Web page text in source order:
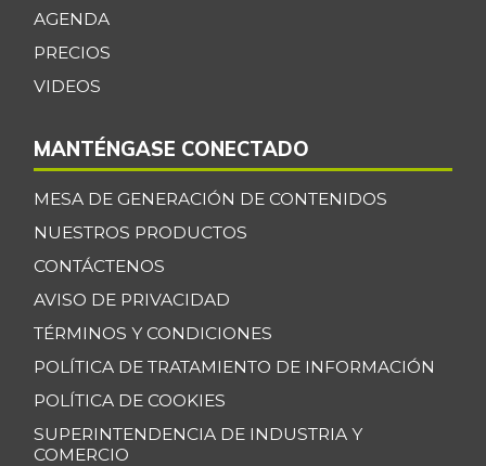
AGENDA
PRECIOS
VIDEOS
MANTÉNGASE CONECTADO
MESA DE GENERACIÓN DE CONTENIDOS
NUESTROS PRODUCTOS
CONTÁCTENOS
AVISO DE PRIVACIDAD
TÉRMINOS Y CONDICIONES
POLÍTICA DE TRATAMIENTO DE INFORMACIÓN
POLÍTICA DE COOKIES
SUPERINTENDENCIA DE INDUSTRIA Y
COMERCIO